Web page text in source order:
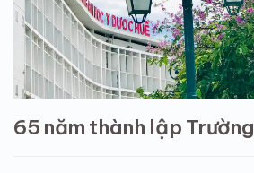
65 năm thành lập Trường